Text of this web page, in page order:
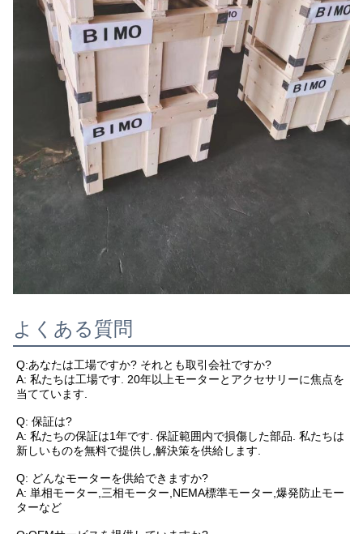
よくある質問
Q:あなたは工場ですか? それとも取引会社ですか?
A: 私たちは工場です. 20年以上モーターとアクセサリーに焦点を
当てています.
Q: 保証は?
A: 私たちの保証は1年です. 保証範囲内で損傷した部品. 私たちは
新しいものを無料で提供し,解決策を供給します.
Q: どんなモーターを供給できますか?
A: 単相モーター,三相モーター,NEMA標準モーター,爆発防止モー
ターなど